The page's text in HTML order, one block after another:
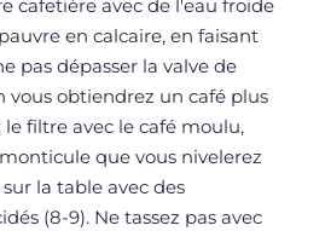
cafetière avec de l'eau froide
en calcaire, en faisant
pas dépasser la valve de
vous obtiendrez un café plus
le filtre avec le café moulu,
que vous nivelerez
la table avec des
(8-9). Ne tassez pas avec